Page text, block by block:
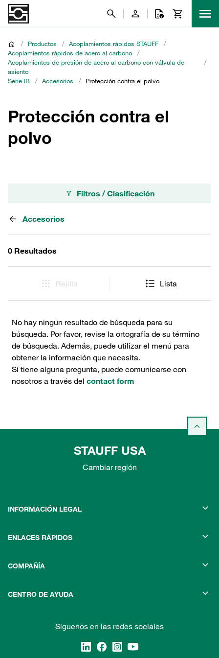
/ Productos / Acoplamientos rápidos STAUFF
/
Acoplamientos rápidos de acero al carbono
/
Acoplamientos de presión de acero al carbono con válvula de
asiento
/
Serie IB / Accesorios / Protección contra el polvo
Protección contra el
polvo
Filtros / Clasificación
Accesorios
0 Resultados
Rejilla Lista
No hay ningún resultado de búsqueda para su
búsqueda. Por favor, revise la ortografía de su término
de búsqueda. Además, puede utilizar el menú para
obtener la información que necesita.
Si tiene alguna pregunta, puede comunicarse con
nosotros a través del contact form
STAUFF USA
Cambiar región
INFORMACIÓN LEGAL
ENLACES RÁPIDOS
COMPAÑÍA
CENTRO DE AYUDA
Síguenos en las redes sociales